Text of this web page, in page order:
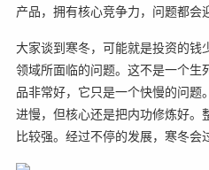
产品，拥有核心竞争力，问题都会
大家谈到寒冬，可能就是投资的钱
领域所面临的问题。这不是一个生
品非常好，它只是一个快慢的问题
进慢，但核心还是把内功修炼好。
比较强。经过不停的发展，寒冬会